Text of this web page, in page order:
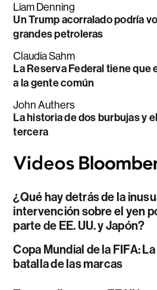
Liam Denning
Un Trump acorralado podría
grandes petroleras
Claudia Sahm
La Reserva Federal tiene que
a la gente común
John Authers
La historia de dos burbujas y
tercera
¿Qué hay detrás de la
intervención sobre el yen
parte de EE. UU. y Japón?
Copa Mundial de la FIFA: La
batalla de las marcas